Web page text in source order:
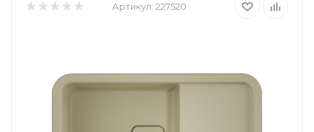
Артикул: 227520